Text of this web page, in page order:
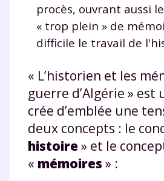
procès, ouvrant aussi
« trop plein » de
difficile le travail de
« L’historien et les
guerre d’Algérie » est
crée d’emblée une
deux concepts : le
histoire » et le
« mémoires » :